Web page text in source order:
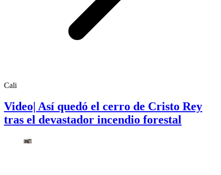
Cali
Video| Así quedó el cerro de Cristo Rey
tras el devastador incendio forestal